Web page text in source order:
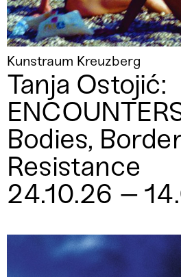
Kunstraum Kreuzberg
Tanja Ostojić:
Bodies,
Resistance
24.10.26 –